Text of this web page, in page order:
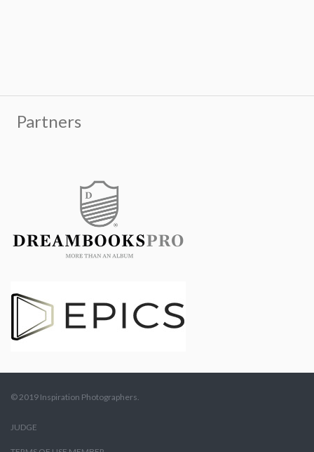
© 2019 Inspiration Photographers.
JUDGE